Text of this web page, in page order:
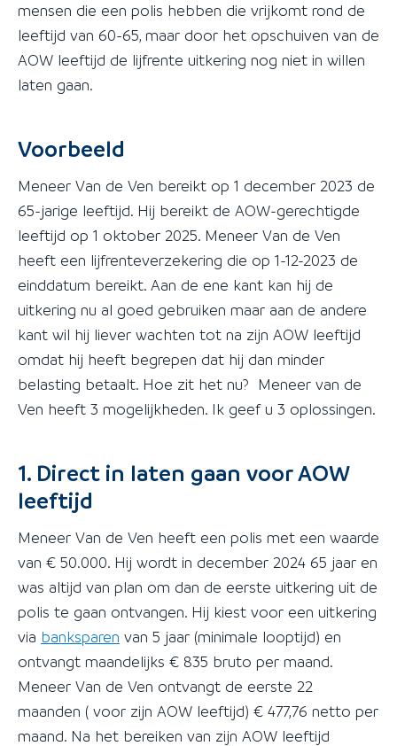
mensen die een polis hebben die vrijkomt rond de
leeftijd van 60-65, maar door het opschuiven van de
AOW leeftijd de lijfrente uitkering nog niet in willen
laten gaan.
Voorbeeld
Meneer Van de Ven bereikt op 1 december 2023 de
65-jarige leeftijd. Hij bereikt de AOW-gerechtigde
leeftijd op 1 oktober 2025. Meneer Van de Ven
heeft een lijfrenteverzekering die op 1-12-2023 de
einddatum bereikt. Aan de ene kant kan hij de
uitkering nu al goed gebruiken maar aan de andere
kant wil hij liever wachten tot na zijn AOW leeftijd
omdat hij heeft begrepen dat hij dan minder
belasting betaalt. Hoe zit het nu? Meneer van de
Ven heeft 3 mogelijkheden. Ik geef u 3 oplossingen.
1. Direct in laten gaan voor AOW
leeftijd
Meneer Van de Ven heeft een polis met een waarde
van € 50.000. Hij wordt in december 2024 65 jaar en
was altijd van plan om dan de eerste uitkering uit de
polis te gaan ontvangen. Hij kiest voor een uitkering
via banksparen van 5 jaar (minimale looptijd) en
ontvangt maandelijks € 835 bruto per maand.
Meneer Van de Ven ontvangt de eerste 22
maanden ( voor zijn AOW leeftijd) € 477,76 netto per
maand. Na het bereiken van zijn AOW leeftijd